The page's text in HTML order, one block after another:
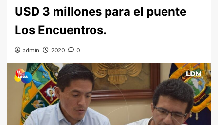
USD 3 millones para el puente
Los Encuentros.
admin 2020 0